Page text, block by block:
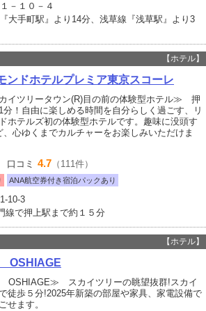
－１０－４
大手町駅』より14分、浅草線『浅草駅』より3
【ホテル】
ンドホテルプレミア東京スコーレ
イツリータウン(R)目の前の体験型ホテル≫ 押
分！自由に楽しめる時間を自分らしく過ごす、リ
ホテルズ初の体験型ホテルです。趣味に没頭す
心ゆくまでカルチャーをお楽しみいただけま
口コミ 4.7 （111件）
ANA航空券付き宿泊パックあり
10-3
線で押上駅まで約１５分
【ホテル】
OSHIAGE
スカイツリーの眺望抜群!スカイ
徒歩５分!2025年新築の部屋や家具、家電設備で
せます。